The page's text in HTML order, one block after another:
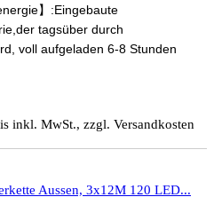
】:Eingebaute
tagsüber durch
voll aufgeladen 6-8 Stunden
inkl. MwSt., zzgl. Versandkosten